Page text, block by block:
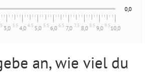
3,0 3,5 4,04,5 5,0 5,5 6,0 6,5 7,0 7,5 8,0 8,5 9,0 9,510,0
0,0
an, wie viel du